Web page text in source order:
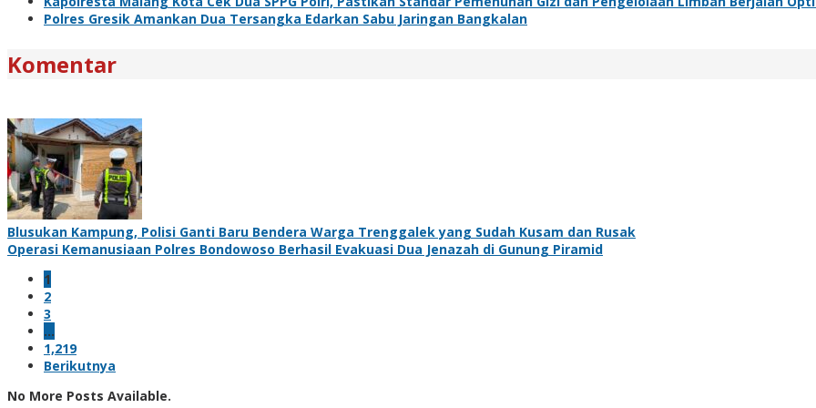
Polres Gresik Amankan Dua Tersangka Edarkan Sabu Jaringan Bangkalan
Komentar
Blusukan Kampung, Polisi Ganti Baru Bendera Warga Trenggalek yang Sudah Kusam dan Rusak
Operasi Kemanusiaan Polres Bondowoso Berhasil Evakuasi Dua Jenazah di Gunung Piramid
1
2
3
…
1,219
Berikutnya
No More Posts Available.